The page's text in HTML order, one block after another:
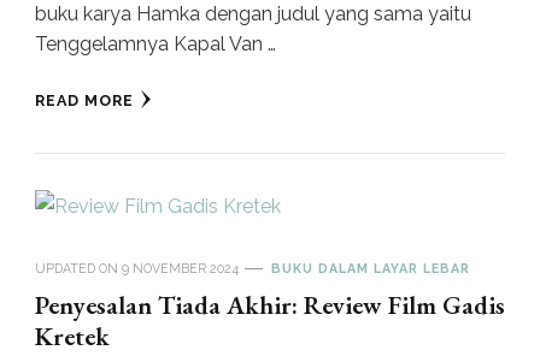
buku karya Hamka dengan judul yang sama yaitu
Tenggelamnya Kapal Van …
READ MORE
UPDATED ON 9 NOVEMBER 2024 BUKU DALAM LAYAR LEBAR
Penyesalan Tiada Akhir: Review Film Gadis
Kretek